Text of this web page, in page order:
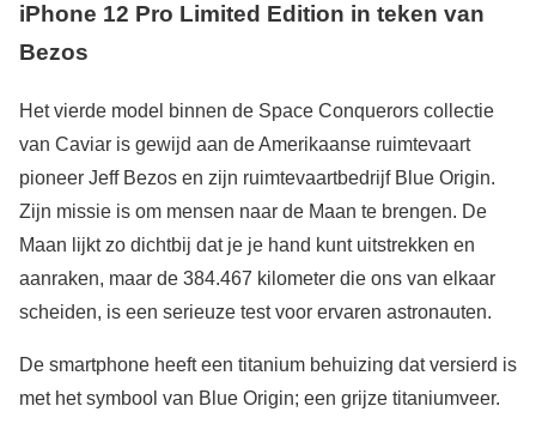
iPhone 12 Pro Limited Edition in teken van
Bezos
Het vierde model binnen de Space Conquerors collectie
van Caviar is gewijd aan de Amerikaanse ruimtevaart
pioneer Jeff Bezos en zijn ruimtevaartbedrijf Blue Origin.
Zijn missie is om mensen naar de Maan te brengen. De
Maan lijkt zo dichtbij dat je je hand kunt uitstrekken en
aanraken, maar de 384.467 kilometer die ons van elkaar
scheiden, is een serieuze test voor ervaren astronauten.
De smartphone heeft een titanium behuizing dat versierd is
met het symbool van Blue Origin; een grijze titaniumveer.